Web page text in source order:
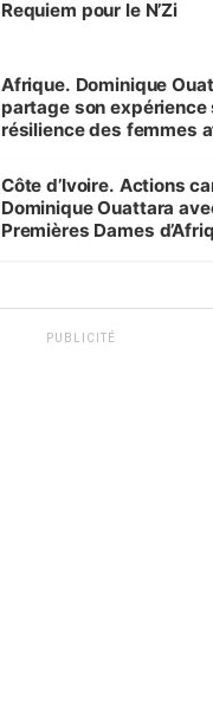
Requiem pour le N’Zi
Afrique. Dominique
partage son expérience
résilience des femmes
Côte d’Ivoire. Actions
Dominique Ouattara
Premières Dames
PUBLICITÉ